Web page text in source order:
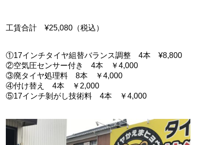
工賃合計 ¥25,080（税込）
①17インチタイヤ組替バランス調整 4本 ¥8,800
②空気圧センサー付き 4本 ￥4,000
③廃タイヤ処理料 8本 ￥4,000
④付け替え 4本 ￥2,000
⑤17インチ剝がし技術料 4本 ￥4,000